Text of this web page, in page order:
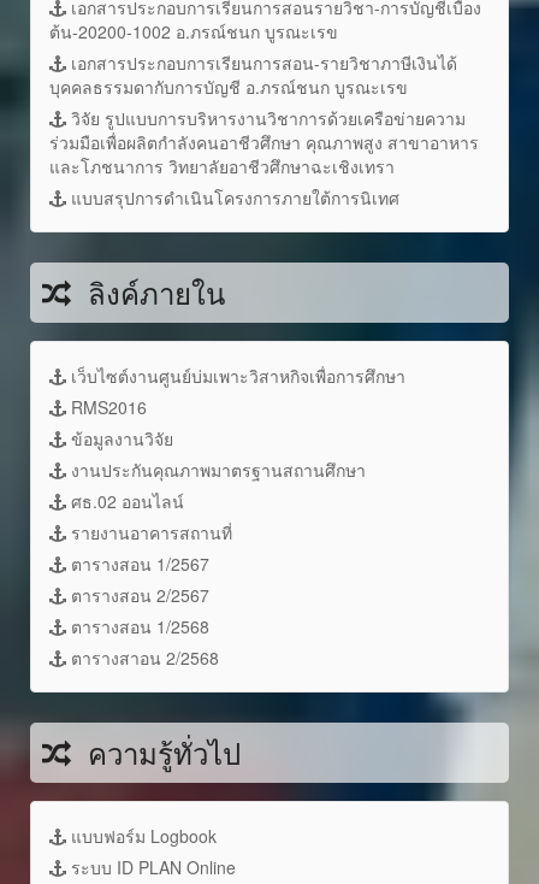
เอกสารประกอบการเรียนการสอนรายวิชา-การบัญชีเบื้อง
ต้น-20200-1002 อ.ภรณ์ชนก บูรณะเรข
เอกสารประกอบการเรียนการสอน-รายวิชาภาษีเงินได้
บุคคลธรรมดากับการบัญชี อ.ภรณ์ชนก บูรณะเรข
วิจัย รูปแบบการบริหารงานวิชาการด้วยเครือข่ายความ
ร่วมมือเพื่อผลิตกำลังคนอาชีวศึกษา คุณภาพสูง สาขาอาหาร
และโภชนาการ วิทยาลัยอาชีวศึกษาฉะเชิงเทรา
แบบสรุปการดำเนินโครงการภายใต้การนิเทศ
ลิงค์ภายใน
เว็บไซต์งานศูนย์บ่มเพาะวิสาหกิจเพื่อการศึกษา
RMS2016
ข้อมูลงานวิจัย
งานประกันคุณภาพมาตรฐานสถานศึกษา
ศธ.02 ออนไลน์
รายงานอาคารสถานที่
ตารางสอน 1/2567
ตารางสอน 2/2567
ตารางสอน 1/2568
ตารางสาอน 2/2568
ความรู้ทั่วไป
แบบฟอร์ม Logbook
ระบบ ID PLAN Online